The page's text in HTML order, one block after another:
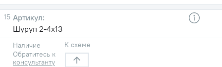
15
Шуруп 2-4х13
Наличие
Обратитесь к
консультанту
К схеме